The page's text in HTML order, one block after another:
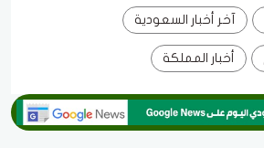
آخر أخبار السعودية
أخبار المملكة